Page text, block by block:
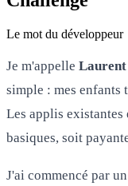
Le mot du développeur
Je m'appelle Laurent
simple : mes
Les applis
basiques, soit
J'ai commencé par